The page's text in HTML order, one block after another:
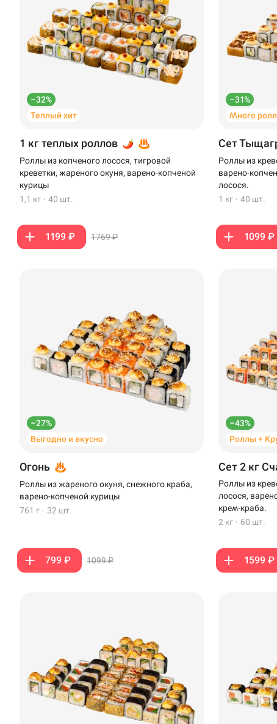
–32%
Теплый хит
1 кг теплых роллов
Роллы из копченого лосося, тигровой
креветки, жареного окуня, варено-копченой
курицы
1,1 кг · 40 шт.
1199 ₽ 1769 ₽
–31%
Много
Сет
Роллы из
варено-
лосося.
1 кг · 40 шт.
1099 ₽
–27%
Выгодно и вкусно
Огонь
Роллы из жареного окуня, снежного краба,
варено-копченой курицы
761 г · 32 шт.
799 ₽ 1099 ₽
–43%
Роллы +
Сет 2 кг
Роллы из
лосося,
крем-краба.
2 кг · 60 шт.
1599 ₽
Уренгой